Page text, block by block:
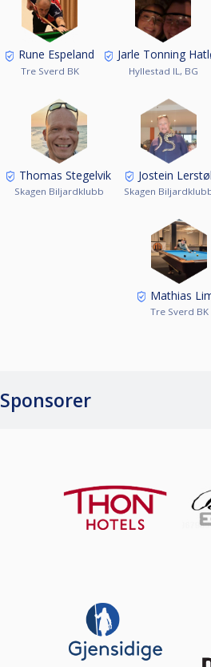
Rune Espeland
Tre Sverd BK
Jarle Tonning
Hyllestad IL, BG
Thomas Stegelvik
Skagen Biljardklubb
Jostein Lerstøl
Skagen
Mathias
Tre Sverd BK
Sponsorer